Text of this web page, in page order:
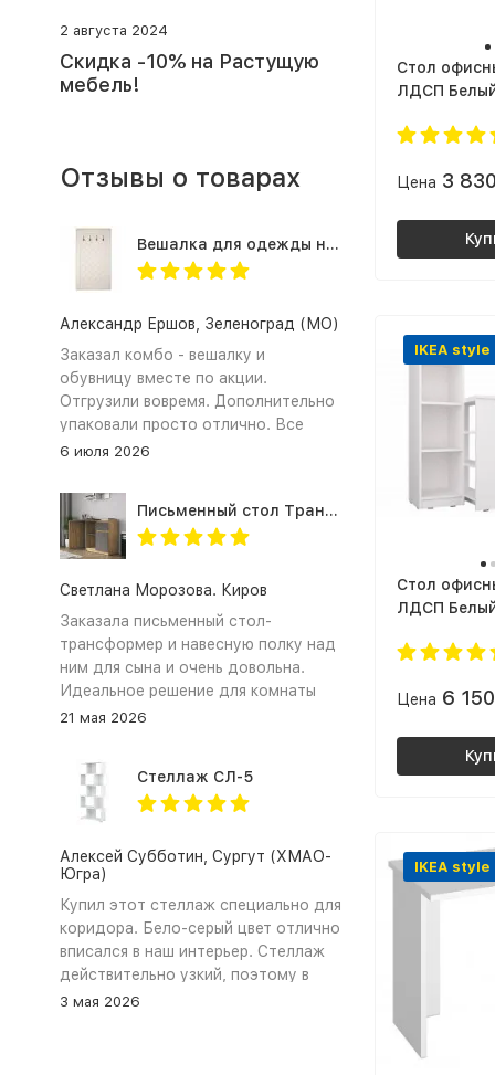
Cтол
ЛДСП
Цена 3 830
IKEA style
Cтол
ЛДСП
Цена 6 150
IKEA style
2 августа 2024
Скидка -10% на Растущую
мебель!
Отзывы о товарах
Вешалка для одежды настенная в прихожую Оливия Н2, экокожа молочная
Александр Ершов, Зеленоград (МО)
Заказал комбо - вешалку и
обувницу вместе по акции.
Отгрузили вовремя. Дополнительно
упаковали просто отлично. Все
получили и собрали. Документы на
Спасибо!
6 июля 2026
Письменный стол Трансформер для школьника с тумбой СП-21 СИТИ ЛДСП графит / дуб крафт золотой
Светлана Морозова. Киров
Заказала письменный стол-
трансформер и навесную полку над
ним для сына и очень довольна.
Идеальное решение для комнаты
школьника. ЛДСП в сочетании
выглядит очень стильно и
современно. Самое главное это
трансформация стола. Столешница
прямой стол (парту) в удобный
угловой стол для письма и
рисования. Тумба вместительная,
сын хранит там свои тетради и
книжки. Сборка прошла довольно
быстро и непринужденно,
21 мая 2026
Стеллаж СЛ-5
Алексей Субботин, Сургут (ХМАО-
Югра)
Купил этот стеллаж специально для
коридора. Бело‑серый цвет отлично
вписался в наш интерьер. Стеллаж
действительно узкий, поэтому в
коридоре не загромождает проход,
3 мая 2026